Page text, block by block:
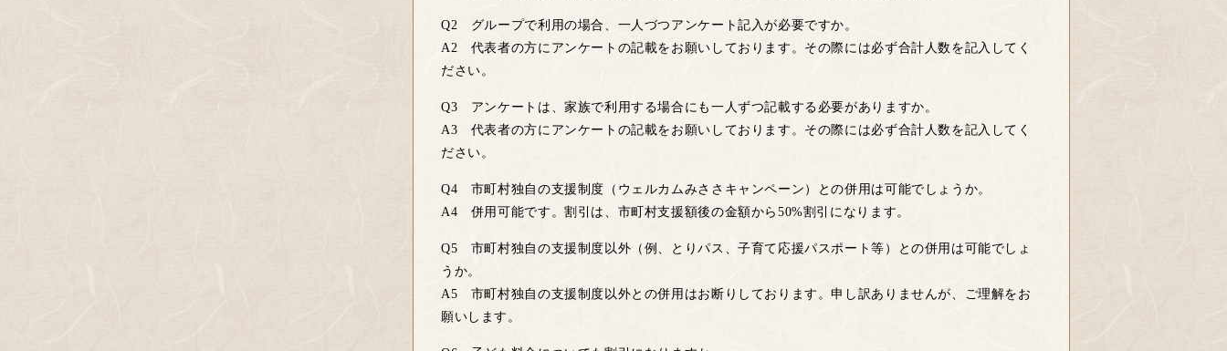
Q2 グループで利用の場合、一人づつアンケート記入が必要ですか。
A2 代表者の方にアンケートの記載をお願いしております。その際には必ず合計人数を記入してく
ださい。
Q3 アンケートは、家族で利用する場合にも一人ずつ記載する必要がありますか。
A3 代表者の方にアンケートの記載をお願いしております。その際には必ず合計人数を記入してく
ださい。
Q4 市町村独自の支援制度（ウェルカムみささキャンペーン）との併用は可能でしょうか。
A4 併用可能です。割引は、市町村支援額後の金額から50%割引になります。
Q5 市町村独自の支援制度以外（例、とりパス、子育て応援パスポート等）との併用は可能でしょ
うか。
A5 市町村独自の支援制度以外との併用はお断りしております。申し訳ありませんが、ご理解をお
願いします。